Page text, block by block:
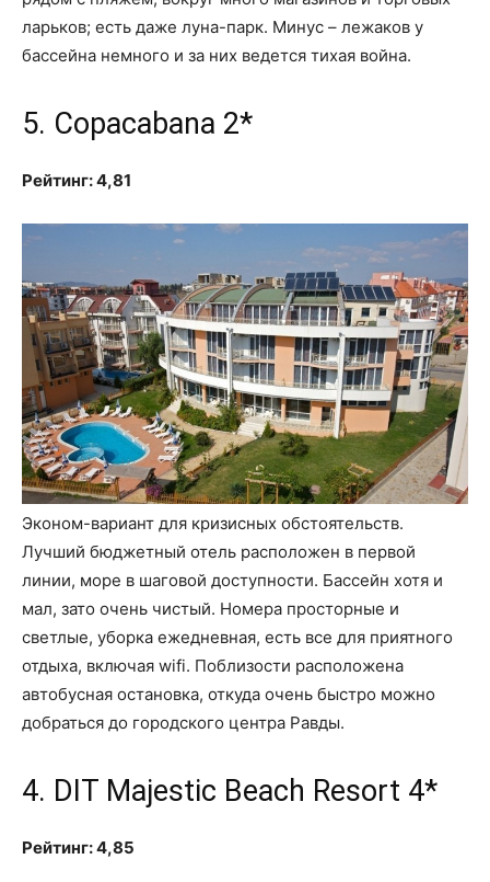
ларьков; есть даже луна-парк. Минус – лежаков у
бассейна немного и за них ведется тихая война.
5. Copacabana 2*
Рейтинг: 4,81
Эконом-вариант для кризисных обстоятельств.
Лучший бюджетный отель расположен в первой
линии, море в шаговой доступности. Бассейн хотя и
мал, зато очень чистый. Номера просторные и
светлые, уборка ежедневная, есть все для приятного
отдыха, включая wifi. Поблизости расположена
автобусная остановка, откуда очень быстро можно
добраться до городского центра Равды.
4. DIT Majestic Beach Resort 4*
Рейтинг: 4,85